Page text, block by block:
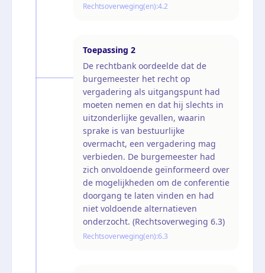
Rechtsoverweging(en):4.2
Toepassing 2
De rechtbank oordeelde dat de
burgemeester het recht op
vergadering als uitgangspunt had
moeten nemen en dat hij slechts in
uitzonderlijke gevallen, waarin
sprake is van bestuurlijke
overmacht, een vergadering mag
verbieden. De burgemeester had
zich onvoldoende geïnformeerd over
de mogelijkheden om de conferentie
doorgang te laten vinden en had
niet voldoende alternatieven
onderzocht. (Rechtsoverweging 6.3)
Rechtsoverweging(en):6.3